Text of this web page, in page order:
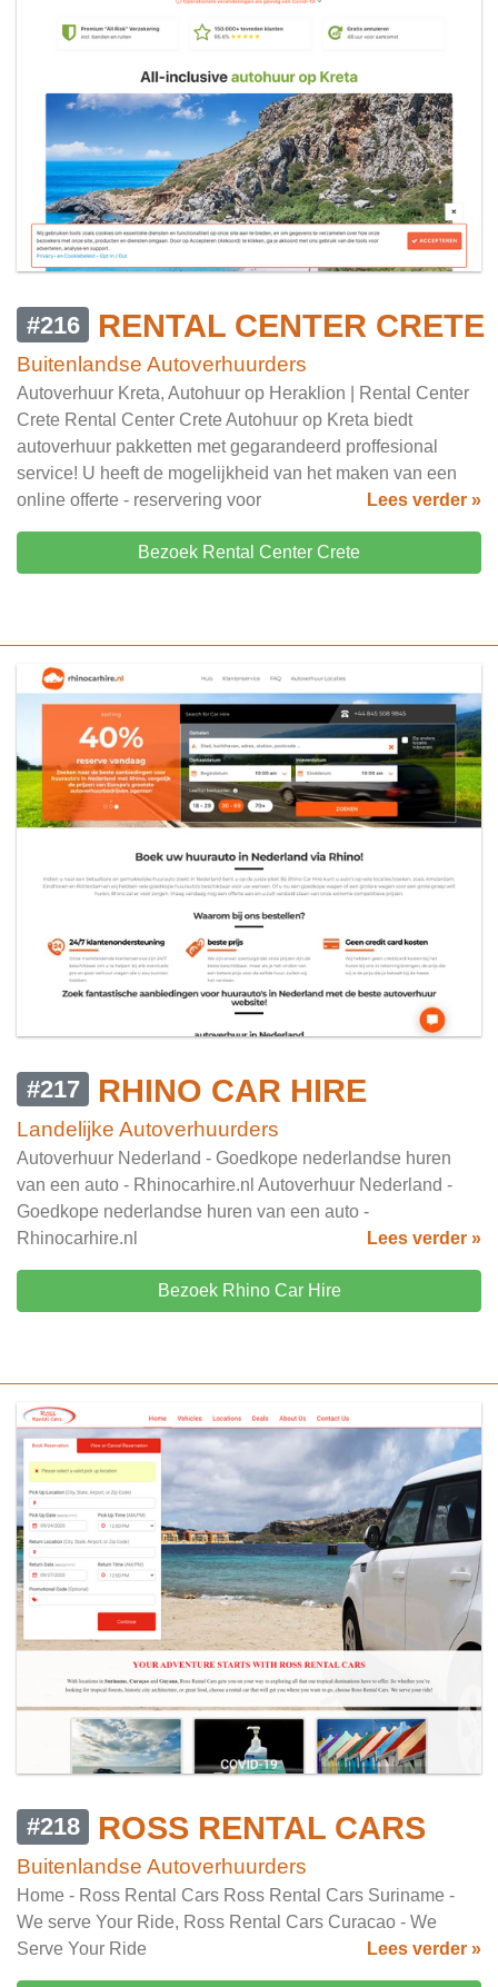
#216 RENTAL CENTER CRETE
Buitenlandse Autoverhuurders
Autoverhuur Kreta, Autohuur op Heraklion | Rental Center
Crete Rental Center Crete Autohuur op Kreta biedt
autoverhuur pakketten met gegarandeerd proffesional
service! U heeft de mogelijkheid van het maken van een
online offerte - reservering voor
Lees verder »
Bezoek Rental Center Crete
#217 RHINO CAR HIRE
Landelijke Autoverhuurders
Autoverhuur Nederland - Goedkope nederlandse huren
van een auto - Rhinocarhire.nl Autoverhuur Nederland -
Goedkope nederlandse huren van een auto -
Rhinocarhire.nl
Lees verder »
Bezoek Rhino Car Hire
#218 ROSS RENTAL CARS
Buitenlandse Autoverhuurders
Home - Ross Rental Cars Ross Rental Cars Suriname -
We serve Your Ride, Ross Rental Cars Curacao - We
Serve Your Ride
Lees verder »